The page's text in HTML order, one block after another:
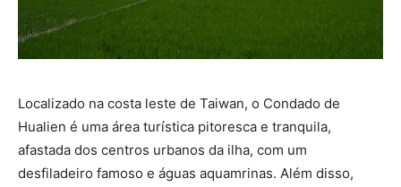
Localizado na costa leste de Taiwan, o Condado de
Hualien é uma área turística pitoresca e tranquila,
afastada dos centros urbanos da ilha, com um
desfiladeiro famoso e águas aquamrinas. Além disso,